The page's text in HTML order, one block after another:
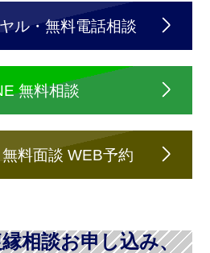
ル・無料電話相談
無料相談
料面談 WEB予約
相談お申し込み、